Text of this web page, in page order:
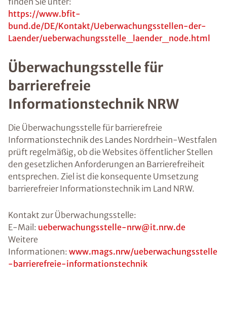
https://www.bfit-
bund.de/DE/Kontakt/Ueberwachungsstellen-der-
Laender/ueberwachungsstelle_laender_node.html
Überwachungsstelle für
barrierefreie
Informationstechnik NRW
Die Überwachungsstelle für barrierefreie
Informationstechnik des Landes Nordrhein-Westfalen
prüft regelmäßig, ob die Websites öffentlicher Stellen
den gesetzlichen Anforderungen an Barrierefreiheit
entsprechen. Ziel ist die konsequente Umsetzung
barrierefreier Informationstechnik im Land NRW.
Kontakt zur Überwachungsstelle:
E-Mail: ueberwachungsstelle-nrw@it.nrw.de
Weitere
Informationen: www.mags.nrw/ueberwachungsstelle
-barrierefreie-informationstechnik